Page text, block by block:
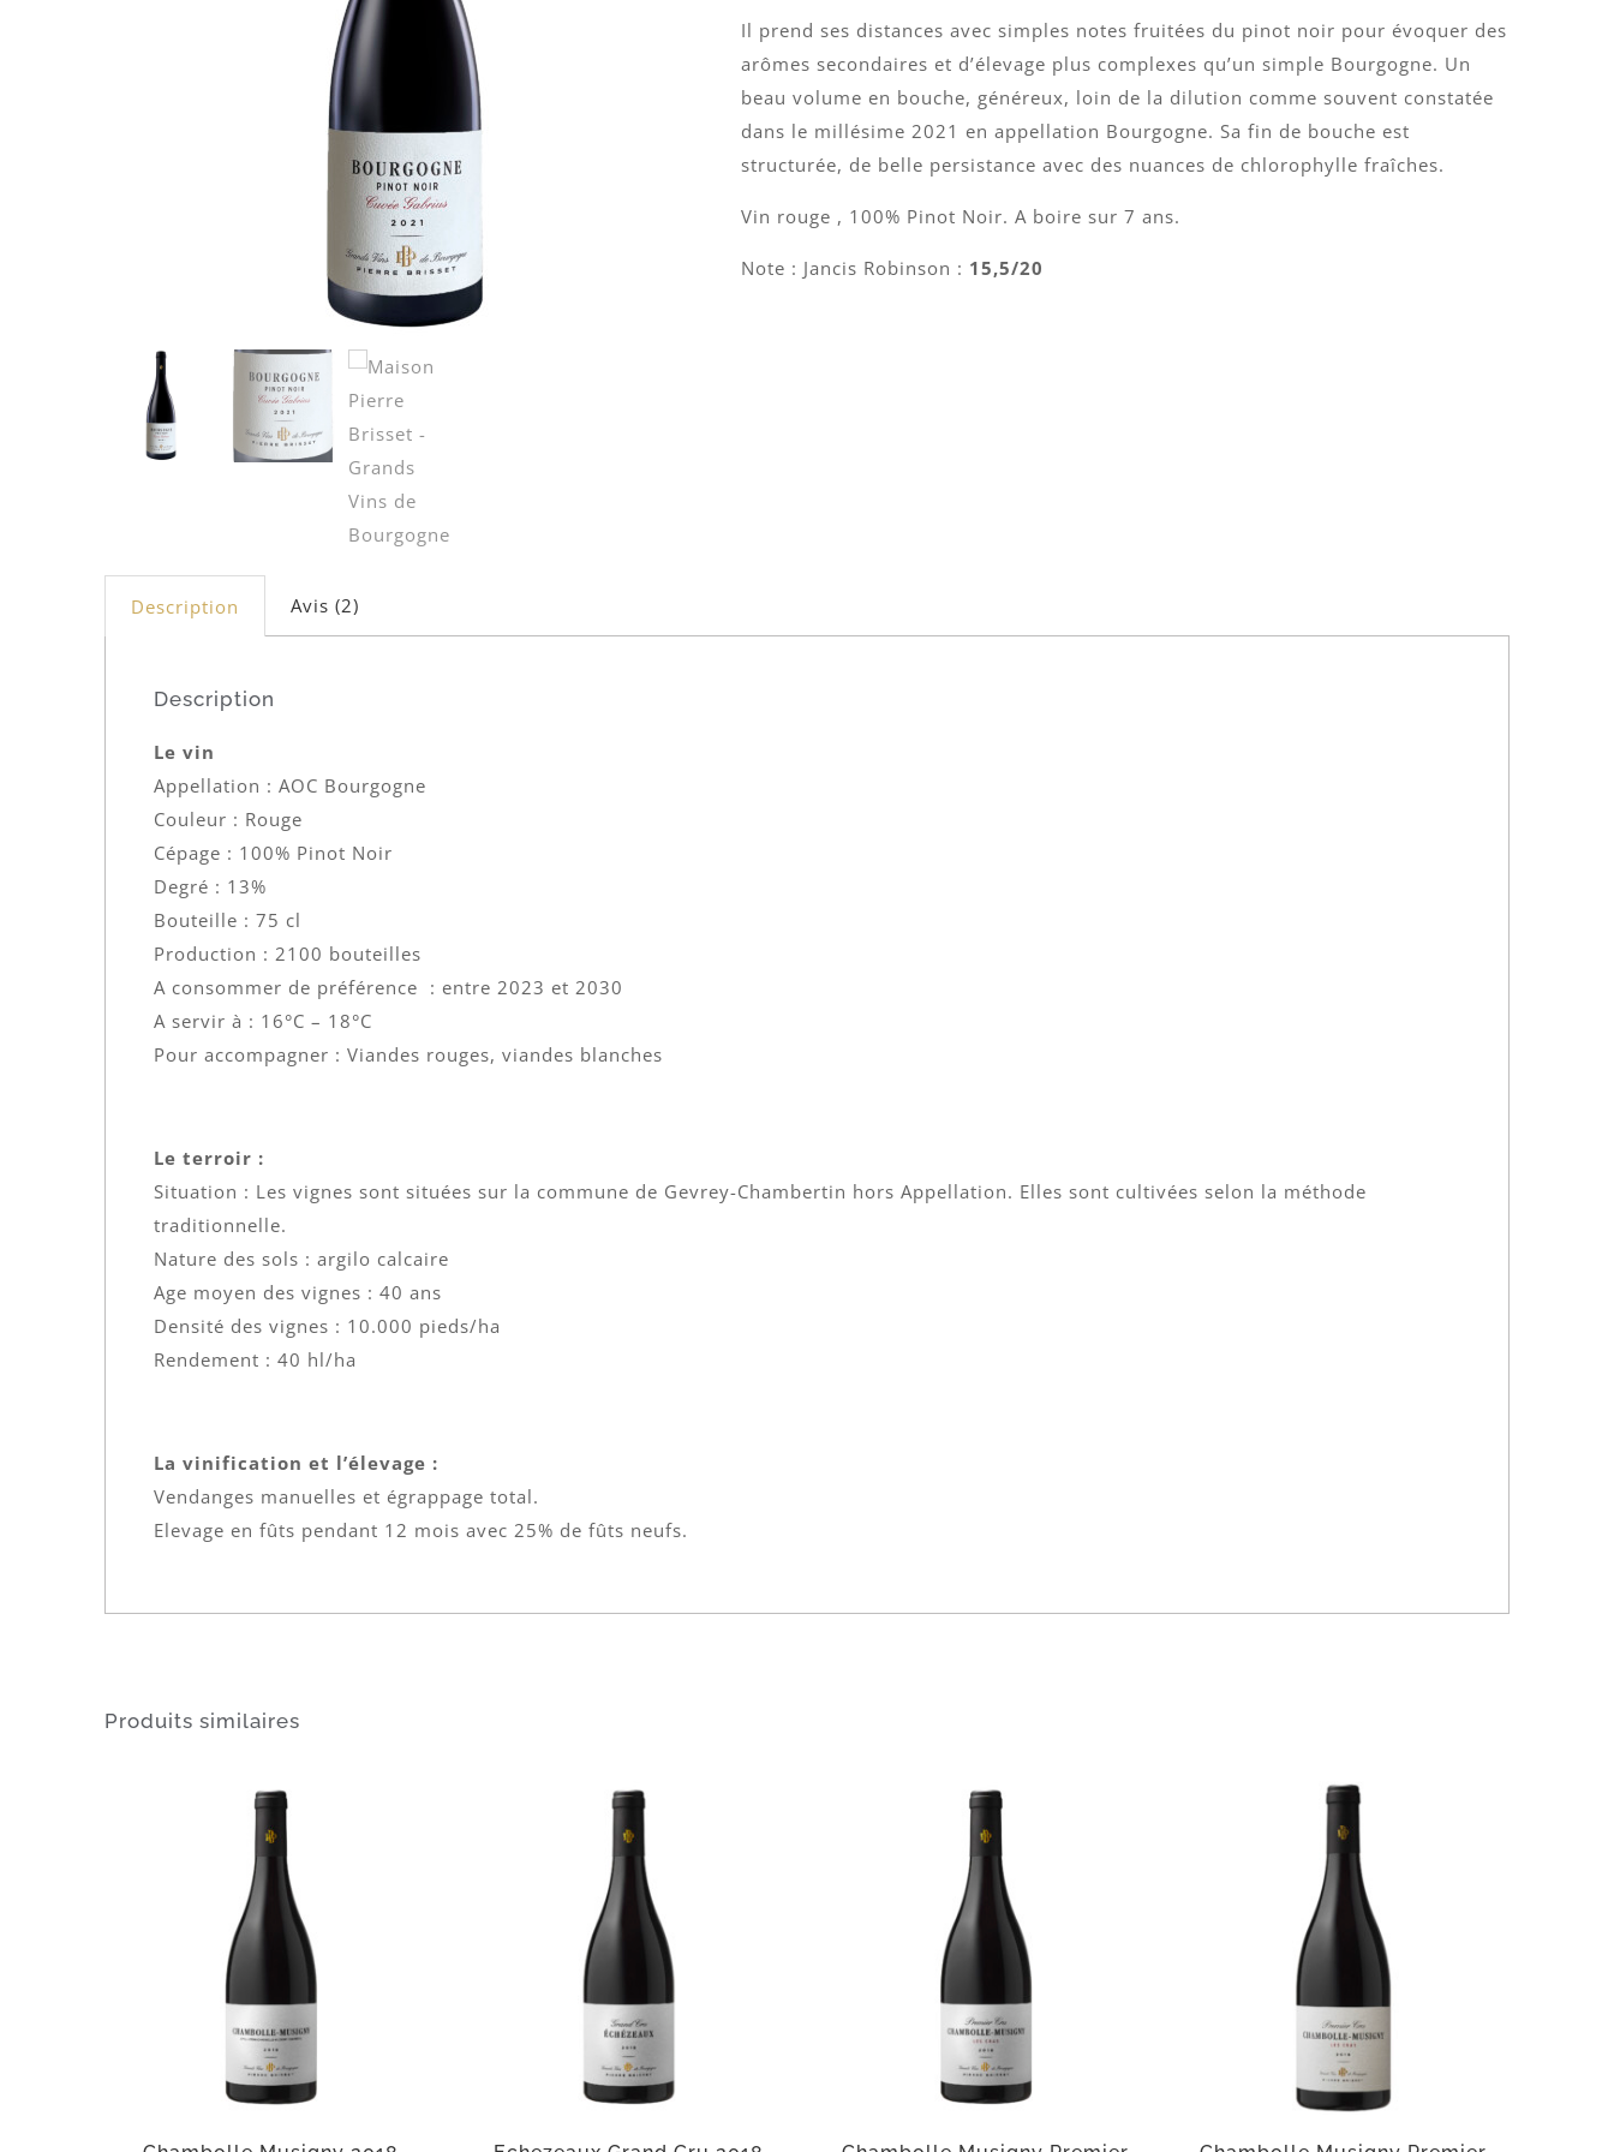
Il prend ses distances avec simples notes fruitées du pinot noir pour évoquer des
arômes secondaires et d’élevage plus complexes qu’un simple Bourgogne. Un
beau volume en bouche, généreux, loin de la dilution comme souvent constatée
dans le millésime 2021 en appellation Bourgogne. Sa fin de bouche est
structurée, de belle persistance avec des nuances de chlorophylle fraîches.
Vin rouge , 100% Pinot Noir. A boire sur 7 ans.
Note : Jancis Robinson : 15,5/20
Description Avis (2)
Description
Le vin
Appellation : AOC Bourgogne
Couleur : Rouge
Cépage : 100% Pinot Noir
Degré : 13%
Bouteille : 75 cl
Production : 2100 bouteilles
A consommer de préférence : entre 2023 et 2030
A servir à : 16°C – 18°C
Pour accompagner : Viandes rouges, viandes blanches
Le terroir :
Situation : Les vignes sont situées sur la commune de Gevrey-Chambertin hors Appellation. Elles sont cultivées selon la méthode
traditionnelle.
Nature des sols : argilo calcaire
Age moyen des vignes : 40 ans
Densité des vignes : 10.000 pieds/ha
Rendement : 40 hl/ha
La vinification et l’élevage :
Vendanges manuelles et égrappage total.
Elevage en fûts pendant 12 mois avec 25% de fûts neufs.
Produits similaires